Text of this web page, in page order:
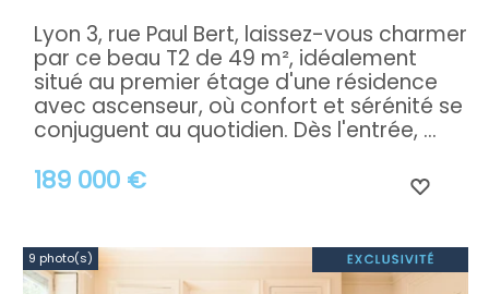
189 000 €
Lyon 3, rue Paul Bert, laissez-vous charmer
par ce beau T2 de 49 m², idéalement
situé au premier étage d'une résidence
avec ascenseur, où confort et sérénité se
conjuguent au quotidien. Dès l'entrée, ...
9 photo(s)